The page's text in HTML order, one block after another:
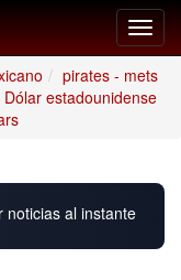
pirates - mets
Dólar estadounidense
noticias al instante